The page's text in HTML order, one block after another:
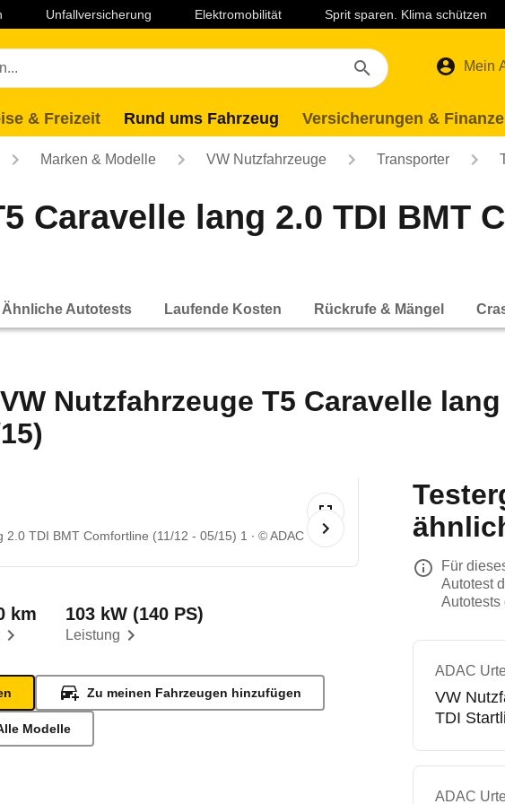
Unfallversicherung Elektromobilität Sprit sparen. Klima schützen
Mein
& Freizeit Rund ums Fahrzeug Versicherungen &
Marken & Modelle VW Nutzfahrzeuge Transporter
Caravelle lang 2.0 TDI BMT
Ähnliche Autotests Laufende Kosten Rückrufe & Mängel
VW Nutzfahrzeuge T5 Caravelle
TDI BMT Comfortline (11/12 - 05/15) 1 © ADAC
km
Leistung
103 kW (140 PS)
Zu meinen Fahrzeugen hinzufügen
Modelle
Für
Autotest
Autotests
ADAC
VW
TDI
ADAC